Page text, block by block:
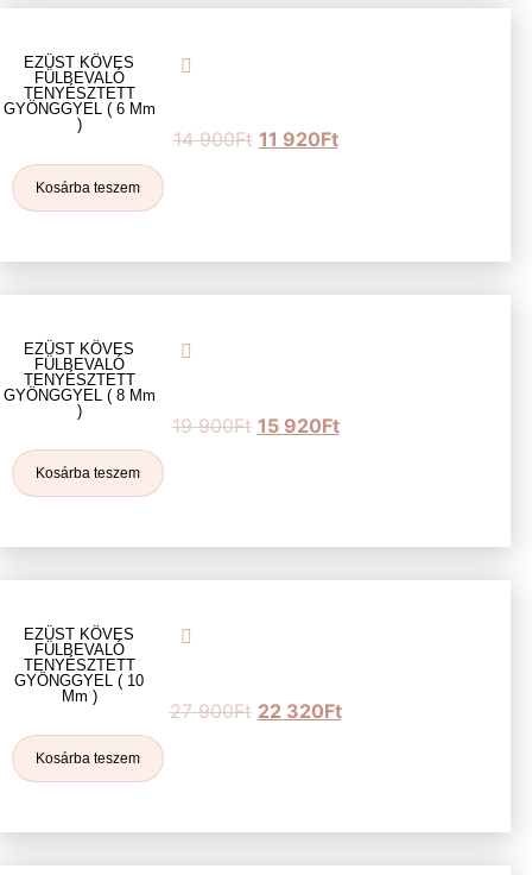
EZÜST KÖVES
FÜLBEVALÓ
TENYÉSZTETT
GYÖNGGYEL ( 6 Mm
)
14 900Ft 11 920Ft
Kosárba teszem
EZÜST KÖVES
FÜLBEVALÓ
TENYÉSZTETT
GYÖNGGYEL ( 8 Mm
)
19 900Ft 15 920Ft
Kosárba teszem
EZÜST KÖVES
FÜLBEVALÓ
TENYÉSZTETT
GYÖNGGYEL ( 10
Mm )
27 900Ft 22 320Ft
Kosárba teszem